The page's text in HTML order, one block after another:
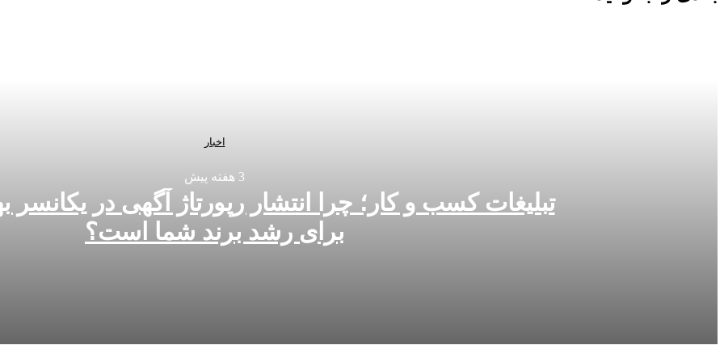
اخبار
3 هفته پیش
تبلیغات کسب و کار؛ چرا انتشار رپورتاژ آگهی در یکانسر
برای رشد برند شما است؟